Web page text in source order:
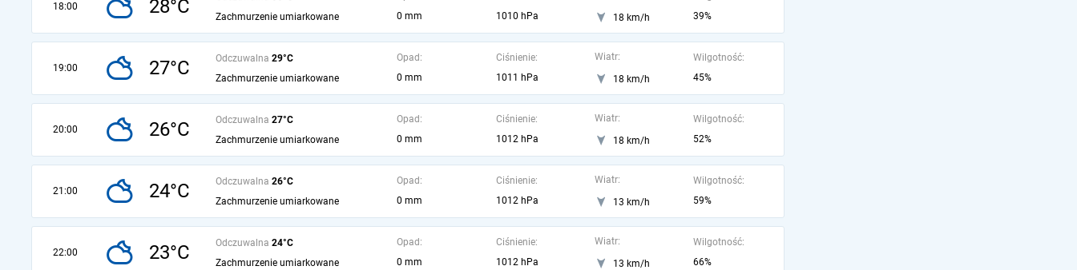
18:00 28°C
Zachmurzenie umiarkowane
0 mm
1010 hPa
18 km/h
39%
19:00 27°C Odczuwalna 29°C
Zachmurzenie umiarkowane
Opad:
0 mm
Ciśnienie:
1011 hPa
Wiatr:
18 km/h
Wilgotność:
45%
20:00 26°C Odczuwalna 27°C
Zachmurzenie umiarkowane
Opad:
0 mm
Ciśnienie:
1012 hPa
Wiatr:
18 km/h
Wilgotność:
52%
21:00 24°C Odczuwalna 26°C
Zachmurzenie umiarkowane
Opad:
0 mm
Ciśnienie:
1012 hPa
Wiatr:
13 km/h
Wilgotność:
59%
22:00 23°C Odczuwalna 24°C
Zachmurzenie umiarkowane
Opad:
0 mm
Ciśnienie:
1012 hPa
Wiatr:
13 km/h
Wilgotność:
66%